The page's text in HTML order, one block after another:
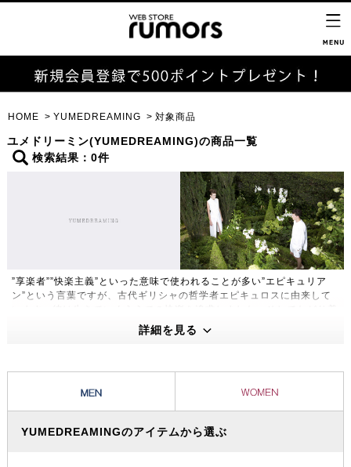
HOME YUMEDREAMING 対象商品
ユメドリーミン(YUMEDREAMING)の商品一覧
検索結果：0件
”享楽者””快楽主義”といった意味で使われることが多い”エピキュリア
ン”という言葉ですが、古代ギリシャの哲学者エピキュロスに由来して
いたのが、小さな庭、そこに植えられた数本のイチジクの木、チーズ、
3～4人の友人たち。それさえあれば、満たされた最高に贅沢なひとと
詳細を見る
YUMEDREAMINGのアイテムから選ぶ